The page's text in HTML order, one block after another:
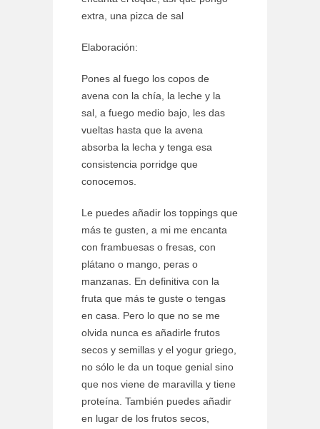
extra, una pizca de sal
Elaboración:
Pones al fuego los copos de
avena con la chía, la leche y la
sal, a fuego medio bajo, les das
vueltas hasta que la avena
absorba la lecha y tenga esa
consistencia porridge que
conocemos.
Le puedes añadir los toppings que
más te gusten, a mi me encanta
con frambuesas o fresas, con
plátano o mango, peras o
manzanas. En definitiva con la
fruta que más te guste o tengas
en casa. Pero lo que no se me
olvida nunca es añadirle frutos
secos y semillas y el yogur griego,
no sólo le da un toque genial sino
que nos viene de maravilla y tiene
proteína. También puedes añadir
en lugar de los frutos secos,